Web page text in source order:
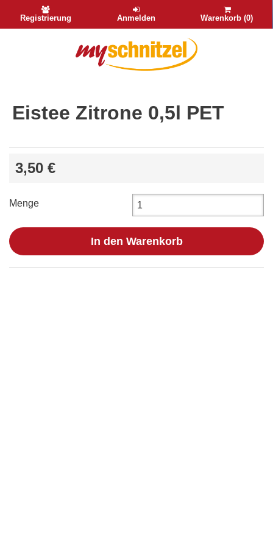
Registrierung Anmelden Warenkorb (0)
Eistee Zitrone 0,5l PET
3,50 €
Menge
In den Warenkorb